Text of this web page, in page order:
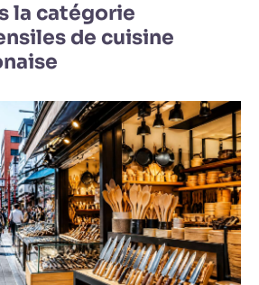
la catégorie
de cuisine